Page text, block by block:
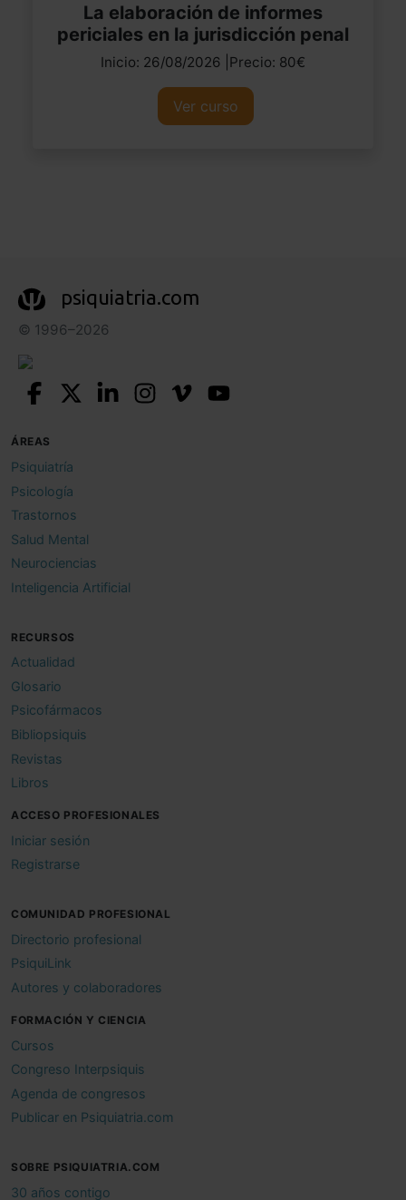
La elaboración de informes
periciales en la jurisdicción penal
Inicio: 26/08/2026 |Precio: 80€
Ver curso
psiquiatria.com
© 1996–2026
ÁREAS
Psiquiatría
Psicología
Trastornos
Salud Mental
Neurociencias
Inteligencia Artificial
RECURSOS
Actualidad
Glosario
Psicofármacos
Bibliopsiquis
Revistas
Libros
ACCESO PROFESIONALES
Iniciar sesión
Registrarse
COMUNIDAD PROFESIONAL
Directorio profesional
PsiquiLink
Autores y colaboradores
FORMACIÓN Y CIENCIA
Cursos
Congreso Interpsiquis
Agenda de congresos
Publicar en Psiquiatria.com
SOBRE PSIQUIATRIA.COM
30 años contigo